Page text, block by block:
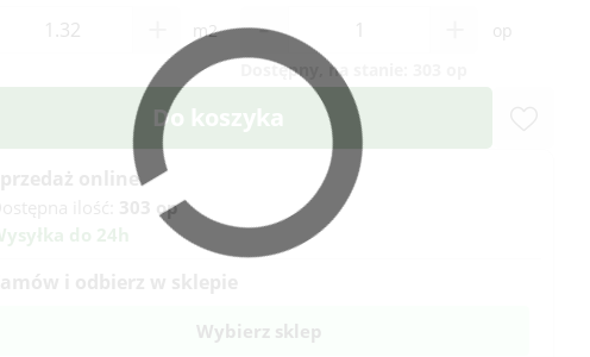
m2 -
op
Dostępny, na stanie:
Do koszyka
Sprzedaż online
303 op
Wybierz sklep